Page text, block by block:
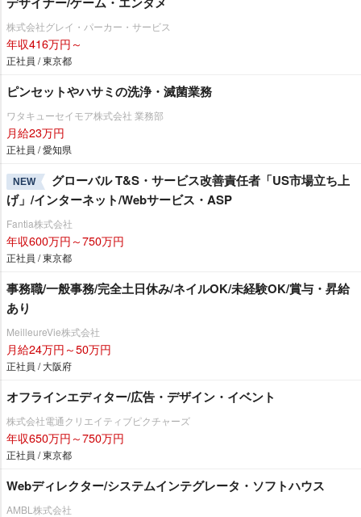
株式会社グレイ・パーカー・サービス
年収416万円～
正社員 / 東京都
ピンセットやハサミの洗浄・滅菌業務
ワタキューセイモア株式会社 業務部
月給23万円
正社員 / 愛知県
NEW
グローバル T&S・サービス改善責任者「US市場立ち上
げ」/インターネット/Webサービス・ASP
Fantia株式会社
年収600万円～750万円
正社員 / 東京都
事務職/一般事務/完全土日休み/ネイルOK/未経験OK/賞与・昇給
あり
MeilleureVie株式会社
月給24万円～50万円
正社員 / 大阪府
オフラインエディター/広告・デザイン・イベント
株式会社電通クリエイティブピクチャーズ
年収650万円～750万円
正社員 / 東京都
Webディレクター/システムインテグレータ・ソフトハウス
AMBL株式会社